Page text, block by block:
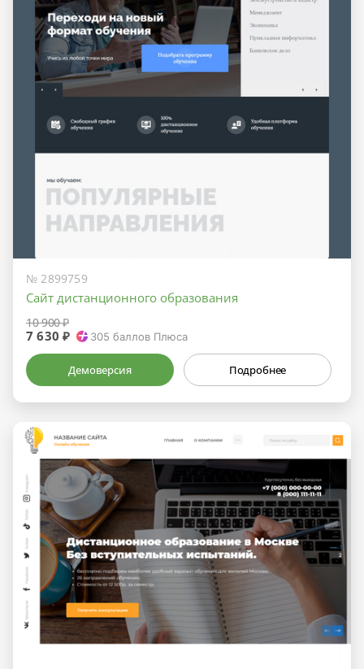
№ 2899759
Сайт дистанционного образования
10 900 ₽
7 630 ₽ 305 баллов Плюса
Демоверсия Подробнее